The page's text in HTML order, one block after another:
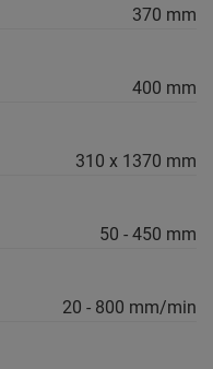
370 mm
400 mm
310 x 1370 mm
50 - 450 mm
20 - 800 mm/min